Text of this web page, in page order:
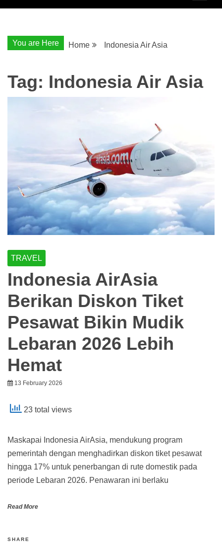
You are Here Home Indonesia Air Asia
Tag: Indonesia Air Asia
TRAVEL
Indonesia AirAsia
Berikan Diskon Tiket
Pesawat Bikin Mudik
Lebaran 2026 Lebih
Hemat
13 February 2026
23 total views
Maskapai Indonesia AirAsia, mendukung program
pemerintah dengan menghadirkan diskon tiket pesawat
hingga 17% untuk penerbangan di rute domestik pada
periode Lebaran 2026. Penawaran ini berlaku
Read More
SHARE